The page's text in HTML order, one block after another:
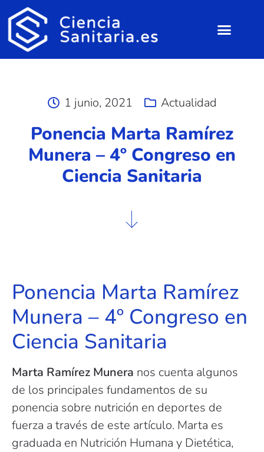
1 junio, 2021 Actualidad
Ponencia Marta Ramírez
Munera – 4º Congreso en
Ciencia Sanitaria
Ponencia Marta Ramírez
Munera – 4º Congreso en
Ciencia Sanitaria
Marta Ramírez Munera nos cuenta algunos
de los principales fundamentos de su
ponencia sobre nutrición en deportes de
fuerza a través de este artículo. Marta es
graduada en Nutrición Humana y Dietética,